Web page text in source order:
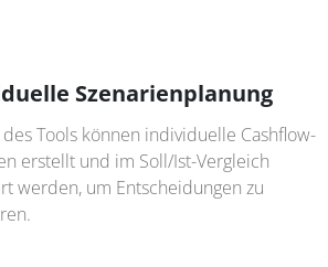
Szenarienplanung
Tools können individuelle Cashflow-
erstellt und im Soll/Ist-Vergleich
werden, um Entscheidungen zu